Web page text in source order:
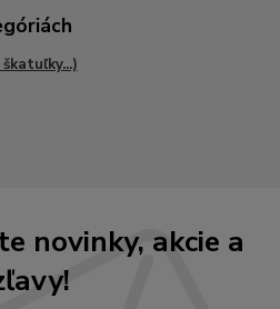
novinky, akcie a